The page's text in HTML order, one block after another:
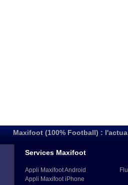
Maxifoot (100% Football) :
Services Maxifoot
Appli Maxifoot Android
Appli Maxifoot iPhone